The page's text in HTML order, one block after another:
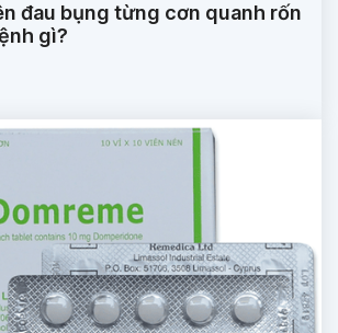
đau bụng từng cơn quanh rốn
gì?